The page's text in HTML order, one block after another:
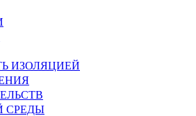
ИЗОЛЯЦИЕЙ
СРЕДЫ